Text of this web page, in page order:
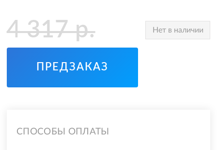
4 317р. Нет в наличии
ПРЕДЗАКАЗ
СПОСОБЫ ОПЛАТЫ